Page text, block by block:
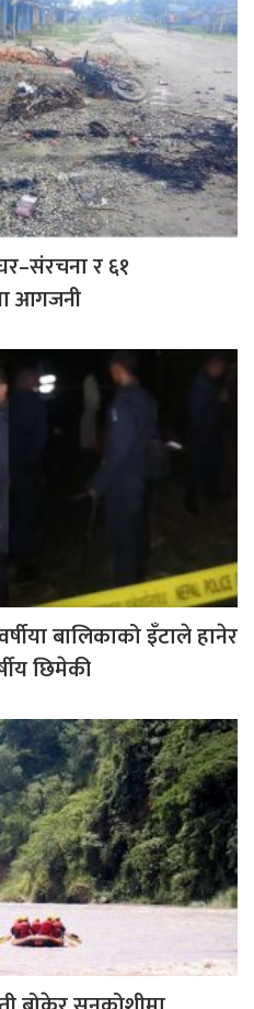
र ६१
आगजनी
बालिकाको इँटाले हानेर
छिमेकी